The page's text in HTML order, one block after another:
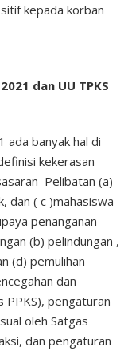
kepada korban
dan UU TPKS
ada banyak hal di
kekerasan
Pelibatan (a)
dan ( c )mahasiswa
penanganan
(b) pelindungan ,
(d) pemulihan
dan
PPKS), pengaturan
oleh Satgas
dan pengaturan